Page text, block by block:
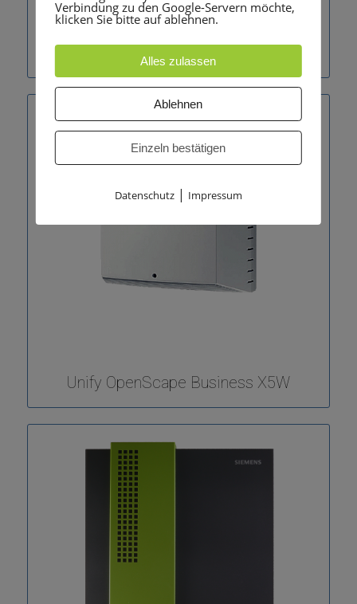
Unify OpenScape Business X5R
Unify OpenScape Business X5W
Verbindung zu den Google-Servern möchte,
klicken Sie bitte auf ablehnen.
Alles zulassen
Ablehnen
Einzeln bestätigen
Datenschutz| Impressum